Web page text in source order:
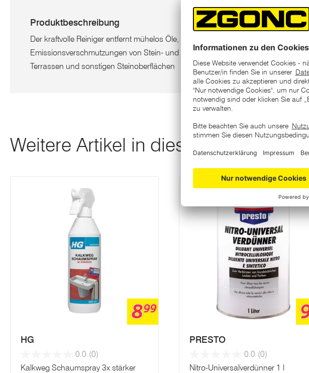
Produktbeschreibung
Der kraftvolle Reiniger entfernt mühelos Öle, Fette, Ruß, Staub und
Emissionsverschmutzungen von Stein- und Aluminiumfassaden, Steinmauern,
Terrassen und sonstigen Steinoberflächen
Weitere Artikel in dieser Kategorie
899
HG
0.0 (0)
Kalkweg Schaumspray 3x stärker
PRESTO
0.0 (0)
Nitro-Universalverdünner 1 l